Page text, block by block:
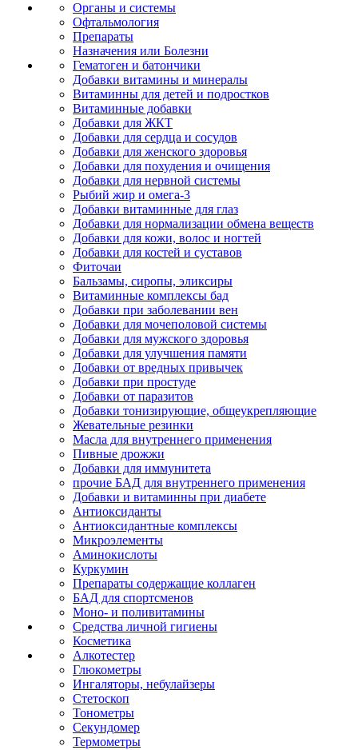
Органы и системы
Офтальмология
Препараты
Назначения или Болезни
Гематоген и батончики
Добавки витамины и минералы
Витаминны для детей и подростков
Витаминные добавки
Добавки для ЖКТ
Добавки для сердца и сосудов
Добавки для женского здоровья
Добавки для похудения и очищения
Добавки для нервной системы
Рыбий жир и омега-3
Добавки витаминные для глаз
Добавки для нормализации обмена веществ
Добавки для кожи, волос и ногтей
Добавки для костей и суставов
Фиточаи
Бальзамы, сиропы, эликсиры
Витаминные комплексы бад
Добавки при заболевании вен
Добавки для мочеполовой системы
Добавки для мужского здоровья
Добавки для улучшения памяти
Добавки от вредных привычек
Добавки при простуде
Добавки от паразитов
Добавки тонизирующие, общеукрепляющие
Жевательные резинки
Масла для внутреннего применения
Пивные дрожжи
Добавки для иммунитета
прочие БАД для внутреннего применения
Добавки и витаминны при диабете
Антиоксиданты
Антиоксидантные комплексы
Микроэлементы
Аминокислоты
Куркумин
Препараты содержащие коллаген
БАД для спортсменов
Моно- и поливитамины
Средства личной гигиены
Косметика
Алкотестер
Глюкометры
Ингаляторы, небулайзеры
Стетоскоп
Тонометры
Секундомер
Термометры